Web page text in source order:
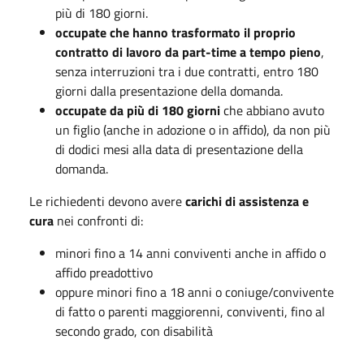
più di 180 giorni.
occupate che hanno trasformato il proprio
contratto di lavoro da part-time a tempo pieno,
senza interruzioni tra i due contratti, entro 180
giorni dalla presentazione della domanda.
occupate da più di 180 giorniche abbiano avuto
un figlio (anche in adozione o in affido), da non più
di dodici mesi alla data di presentazione della
domanda.
Le richiedenti devono averecarichi di assistenza e
cura nei confronti di:
minori fino a 14 anni conviventi anche in affido o
affido preadottivo
oppure minori fino a 18 anni o coniuge/convivente
di fatto o parenti maggiorenni, conviventi, fino al
secondo grado, con disabilità